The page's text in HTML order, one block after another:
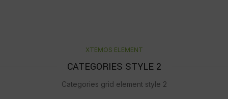
XTEMOS ELEMENT
CATEGORIES STYLE 2
Categories grid element style 2